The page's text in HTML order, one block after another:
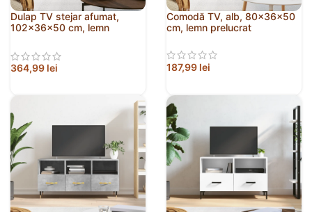
Dulap TV stejar afumat,
102x36x50 cm, lemn
364,99 lei
Comodă TV, alb, 80x36x50
cm, lemn prelucrat
187,99 lei